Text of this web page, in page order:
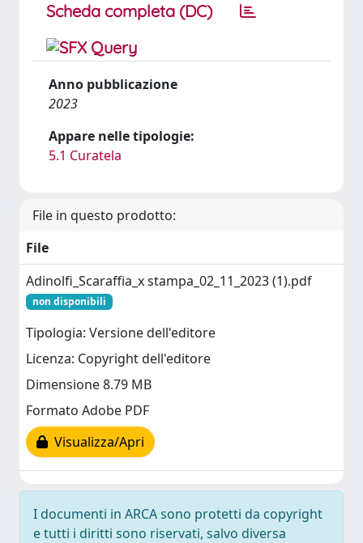
Scheda completa (DC)
Anno pubblicazione
2023
Appare nelle tipologie:
5.1 Curatela
File in questo prodotto:
File
Adinolfi_Scaraffia_x stampa_02_11_2023 (1).pdf
non disponibili
Tipologia: Versione dell'editore
Licenza: Copyright dell'editore
Dimensione 8.79 MB
Formato Adobe PDF
Visualizza/Apri
I documenti in ARCA sono protetti da copyright
e tutti i diritti sono riservati, salvo diversa